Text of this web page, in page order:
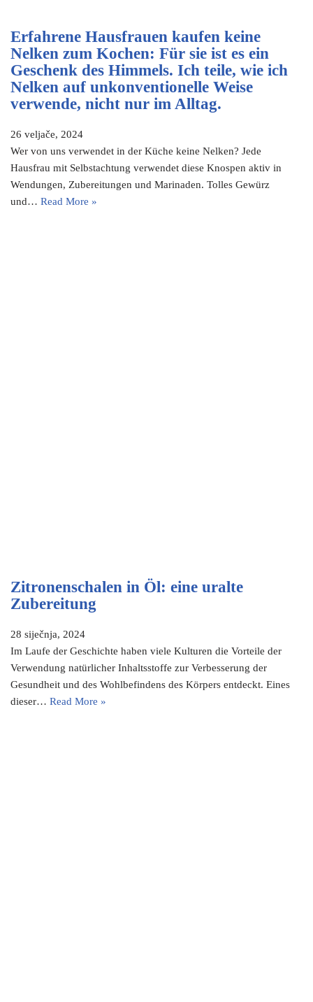
Erfahrene Hausfrauen kaufen keine
Nelken zum Kochen: Für sie ist es ein
Geschenk des Himmels. Ich teile, wie ich
Nelken auf unkonventionelle Weise
verwende, nicht nur im Alltag.
26 veljače, 2024
Wer von uns verwendet in der Küche keine Nelken? Jede
Hausfrau mit Selbstachtung verwendet diese Knospen aktiv in
Wendungen, Zubereitungen und Marinaden. Tolles Gewürz
und… Read More »
Zitronenschalen in Öl: eine uralte
Zubereitung
28 siječnja, 2024
Im Laufe der Geschichte haben viele Kulturen die Vorteile der
Verwendung natürlicher Inhaltsstoffe zur Verbesserung der
Gesundheit und des Wohlbefindens des Körpers entdeckt. Eines
dieser… Read More »